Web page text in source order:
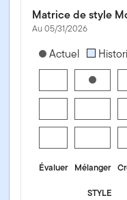
Matrice de style
Au 05/31/2026
Actuel
Évaluer Mélanger
STYLE